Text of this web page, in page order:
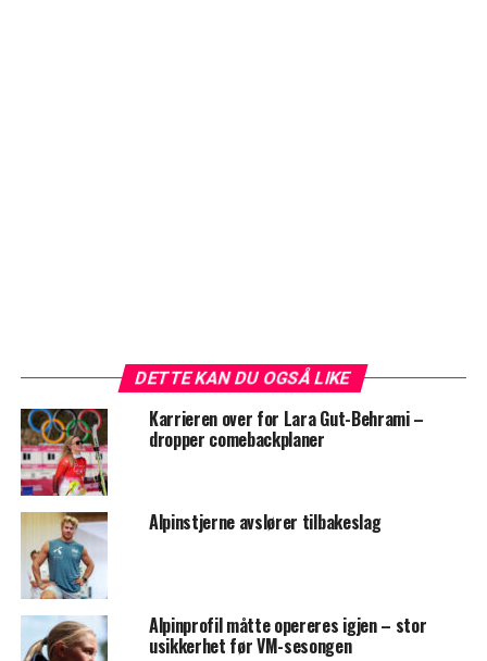
DETTE KAN DU OGSÅ LIKE
Karrieren over for Lara Gut-Behrami –
dropper comebackplaner
Alpinstjerne avslører tilbakeslag
Alpinprofil måtte opereres igjen – stor
usikkerhet før VM-sesongen